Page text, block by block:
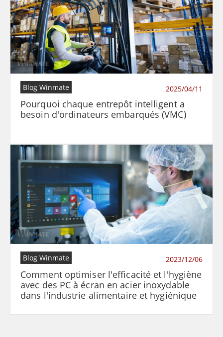
Blog Winmate 2025/04/11
Pourquoi chaque entrepôt intelligent a
besoin d'ordinateurs embarqués (VMC)
Blog Winmate 2023/12/06
Comment optimiser l'efficacité et l'hygiène
avec des PC à écran en acier inoxydable
dans l'industrie alimentaire et hygiénique